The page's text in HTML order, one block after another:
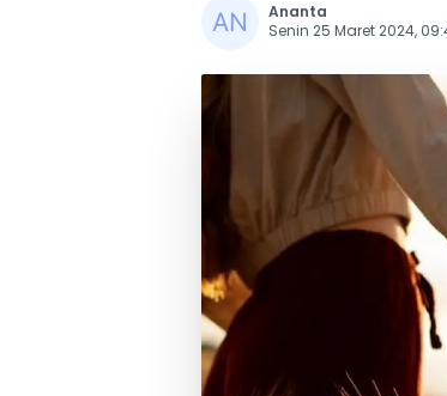
Ananta
Senin 25 Maret 2024,